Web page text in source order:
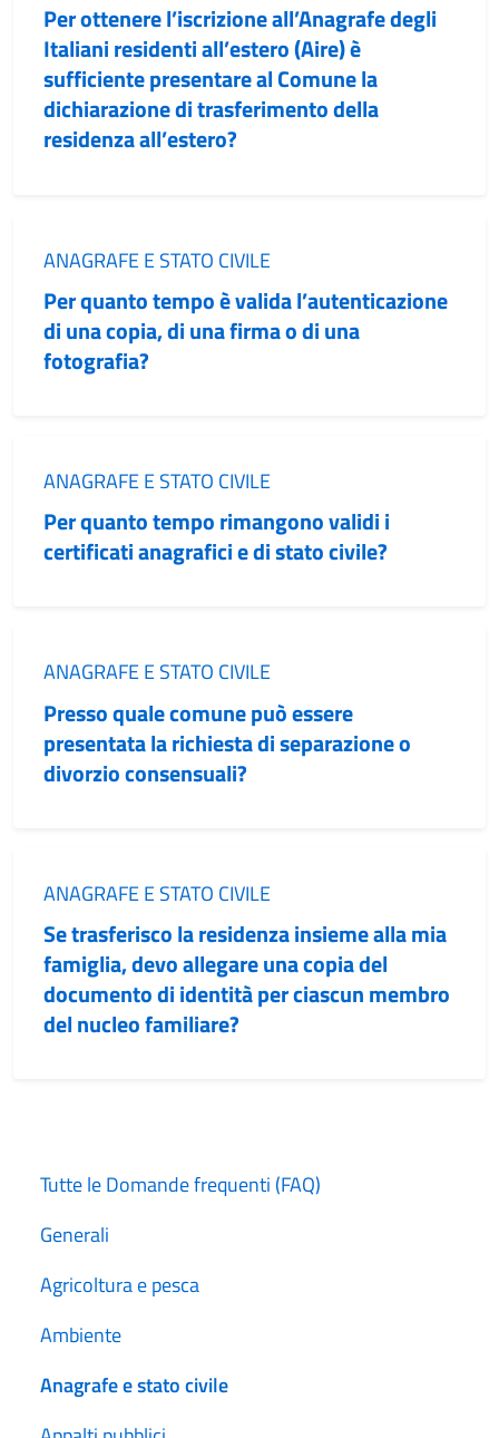
Per ottenere l’iscrizione all’Anagrafe degli
Italiani residenti all’estero (Aire) è
sufficiente presentare al Comune la
dichiarazione di trasferimento della
residenza all’estero?
Categoria:
ANAGRAFE E STATO CIVILE
Per quanto tempo è valida l’autenticazione
di una copia, di una firma o di una
fotografia?
Categoria:
ANAGRAFE E STATO CIVILE
Per quanto tempo rimangono validi i
certificati anagrafici e di stato civile?
Categoria:
ANAGRAFE E STATO CIVILE
Presso quale comune può essere
presentata la richiesta di separazione o
divorzio consensuali?
Categoria:
ANAGRAFE E STATO CIVILE
Se trasferisco la residenza insieme alla mia
famiglia, devo allegare una copia del
documento di identità per ciascun membro
del nucleo familiare?
Tutte le Domande frequenti (FAQ)
Generali
Agricoltura e pesca
Ambiente
Anagrafe e stato civile